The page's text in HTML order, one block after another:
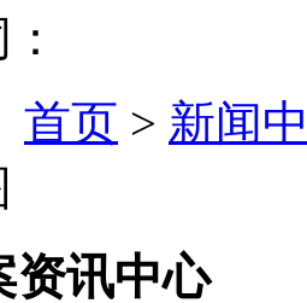
首页 > 新闻
资讯中心